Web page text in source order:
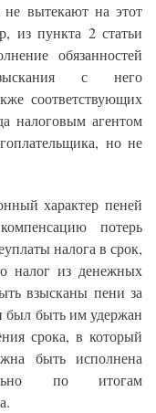
вытекают на этот
из пункта 2 статьи
обязанностей
с него
соответствующих
налоговым агентом
но не
характер пеней
потерь
налога в срок,
налог из денежных
взысканы пени за
был быть им удержан
срока, в который
быть исполнена
по итогам